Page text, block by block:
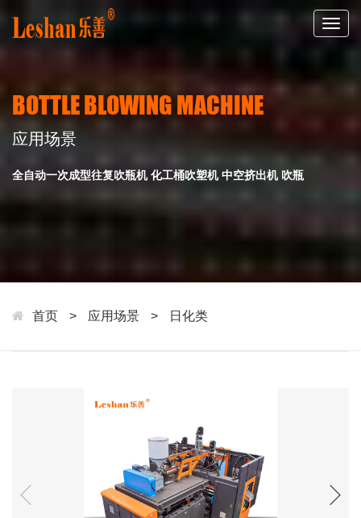
BOTTLE BLOWING MACHINE
应用场景
全自动一次成型往复吹瓶机 化工桶吹塑机 中空挤出机 吹瓶
首页 > 应用场景 > 日化类